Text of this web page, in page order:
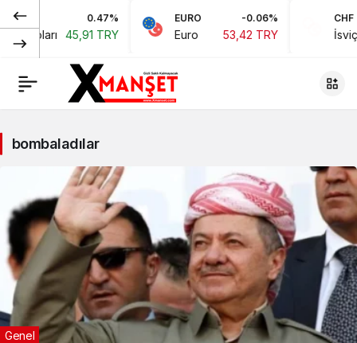
0.47%
Doları 45,91 TRY
EURO -0.06%
Euro 53,42 TRY
CHF
bombaladılar
Genel